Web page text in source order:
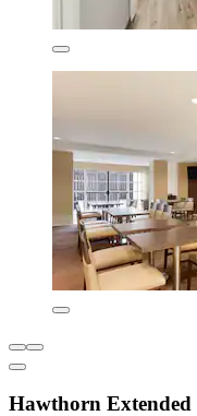
Hawthorn Extended